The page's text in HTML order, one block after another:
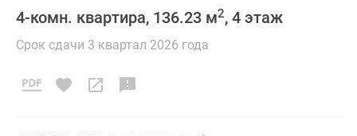
4-комн. квартира, 136.23 м2, 4 этаж
Срок сдачи 3 квартал 2026 года